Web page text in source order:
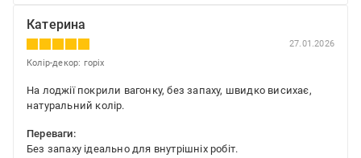
Катерина
27.01.2026
Колір-декор: горіх
На лоджії покрили вагонку, без запаху, швидко висихає,
натуральний колір.
Переваги:
Без запаху ідеально для внутрішніх робіт.